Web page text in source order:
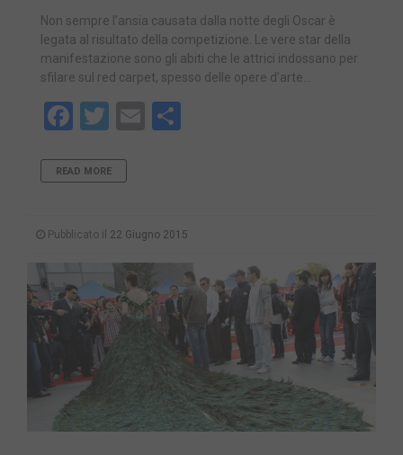
Non sempre l’ansia causata dalla notte degli Oscar è
legata al risultato della competizione. Le vere star della
manifestazione sono gli abiti che le attrici indossano per
sfilare sul red carpet, spesso delle opere d’arte…
Facebook
Twitter
Email
READ MORE
Pubblicato il 22 Giugno 2015